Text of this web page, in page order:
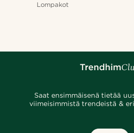
Lompakot
Saat ensimmäisenä tietää
viimeisimmistä trendeistä &